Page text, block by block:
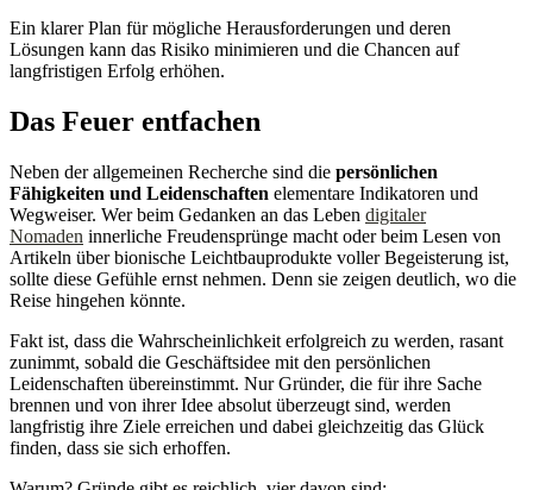
Ein klarer Plan für mögliche Herausforderungen und deren
Lösungen kann das Risiko minimieren und die Chancen auf
langfristigen Erfolg erhöhen.
Das Feuer entfachen
Neben der allgemeinen Recherche sind die persönlichen
Fähigkeiten und Leidenschaften elementare Indikatoren und
Wegweiser. Wer beim Gedanken an das Leben digitaler
Nomaden innerliche Freudensprünge macht oder beim Lesen von
Artikeln über bionische Leichtbauprodukte voller Begeisterung ist,
sollte diese Gefühle ernst nehmen. Denn sie zeigen deutlich, wo die
Reise hingehen könnte.
Fakt ist, dass die Wahrscheinlichkeit erfolgreich zu werden, rasant
zunimmt, sobald die Geschäftsidee mit den persönlichen
Leidenschaften übereinstimmt. Nur Gründer, die für ihre Sache
brennen und von ihrer Idee absolut überzeugt sind, werden
langfristig ihre Ziele erreichen und dabei gleichzeitig das Glück
finden, dass sie sich erhoffen.